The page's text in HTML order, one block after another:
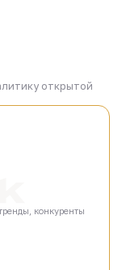
открытой
конкуренты